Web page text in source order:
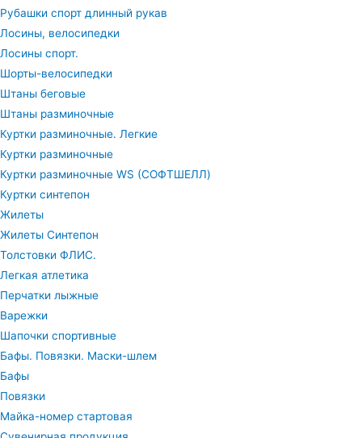
Рубашки спорт длинный рукав
Лосины, велосипедки
Лосины спорт.
Шорты-велосипедки
Штаны беговые
Штаны разминочные
Куртки разминочные. Легкие
Куртки разминочные
Куртки разминочные WS (СОФТШЕЛЛ)
Куртки синтепон
Жилеты
Жилеты Синтепон
Толстовки ФЛИС.
Легкая атлетика
Перчатки лыжные
Варежки
Шапочки спортивные
Бафы. Повязки. Маски-шлем
Бафы
Повязки
Майка-номер стартовая